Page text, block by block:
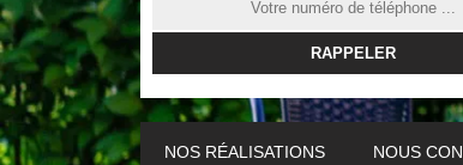
NOS RÉALISATIONS NOUS
ETÊTAGE 67